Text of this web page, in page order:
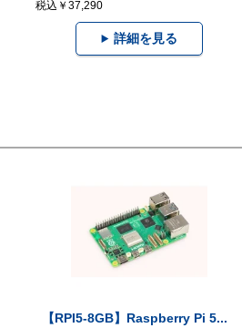
税込￥37,290
詳細を見る
【RPI5-8GB】Raspberry Pi 5...